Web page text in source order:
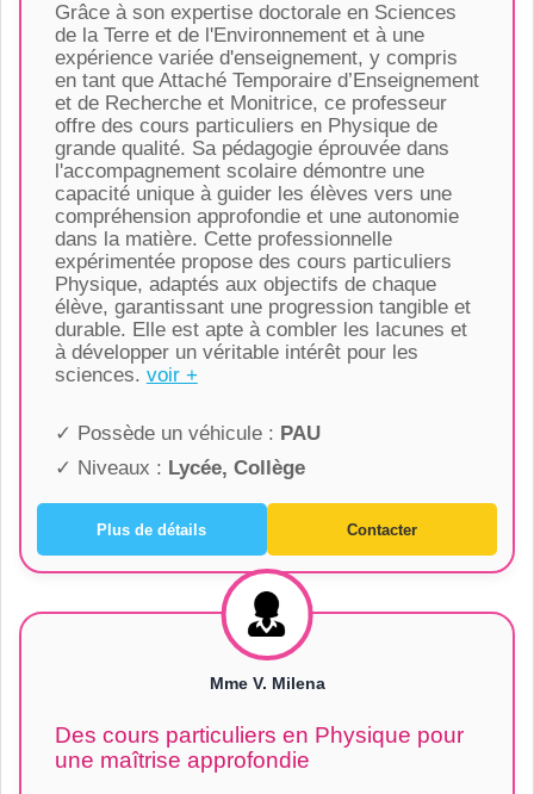
Grâce à son expertise doctorale en Sciences
de la Terre et de l'Environnement et à une
expérience variée d'enseignement, y compris
en tant que Attaché Temporaire d’Enseignement
et de Recherche et Monitrice, ce professeur
offre des cours particuliers en Physique de
grande qualité. Sa pédagogie éprouvée dans
l'accompagnement scolaire démontre une
capacité unique à guider les élèves vers une
compréhension approfondie et une autonomie
dans la matière. Cette professionnelle
expérimentée propose des cours particuliers
Physique, adaptés aux objectifs de chaque
élève, garantissant une progression tangible et
durable. Elle est apte à combler les lacunes et
à développer un véritable intérêt pour les
sciences. voir +
✓ Possède un véhicule : PAU
✓ Niveaux : Lycée, Collège
Plus de détails Contacter
Mme V. Milena
Des cours particuliers en Physique pour
une maîtrise approfondie